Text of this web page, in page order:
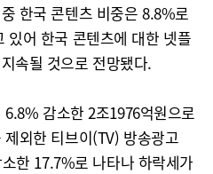
한국 콘텐츠 비중은 8.8%로
있어 한국 콘텐츠에 대한 넷플
속될 것으로 전망됐다.
6.8% 감소한 2조1976억원으로
외한 티브이(TV) 방송광고
한 17.7%로 나타나 하락세가